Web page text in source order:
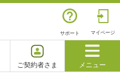
サポート マイページ
ご契約者さま メニュー